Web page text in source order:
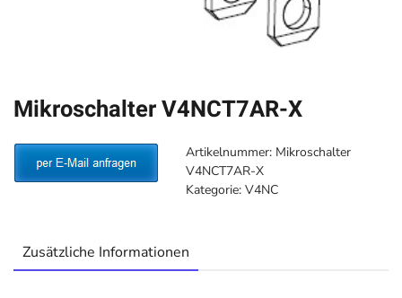
Mikroschalter V4NCT7AR-X
Artikelnummer: Mikroschalter
V4NCT7AR-X
Kategorie: V4NC
Zusätzliche Informationen